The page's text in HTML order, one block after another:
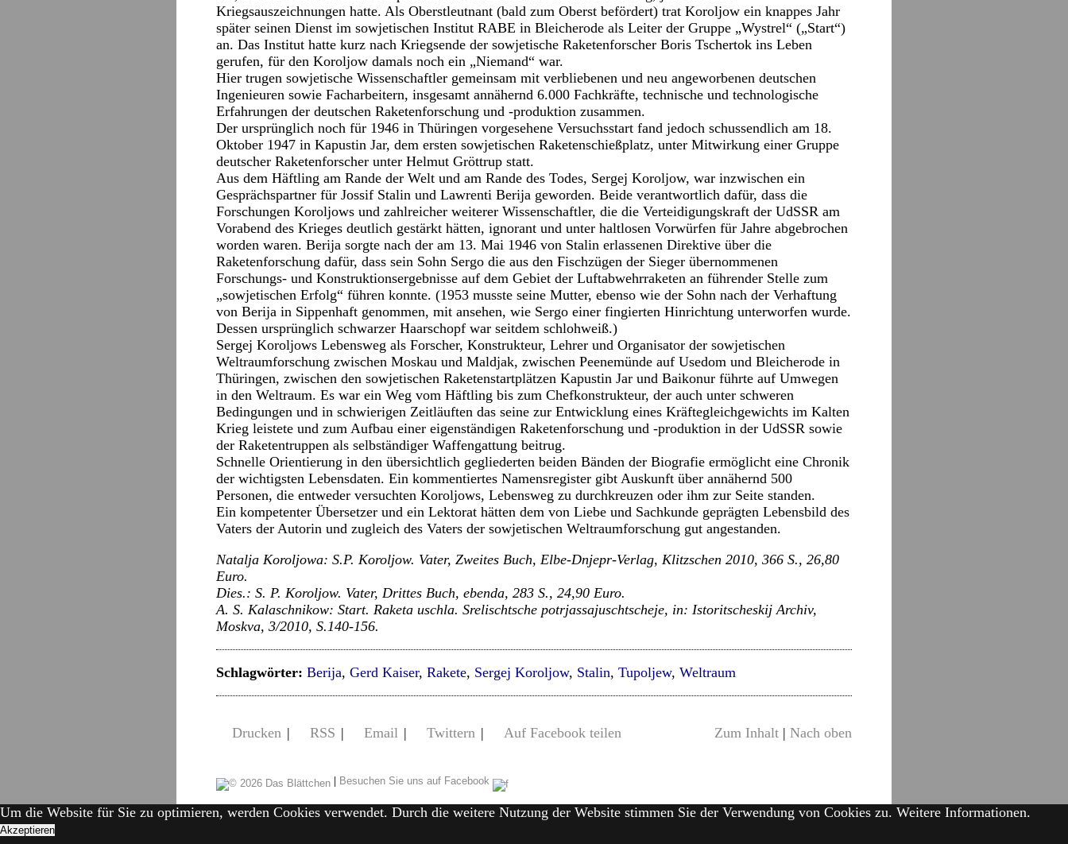
Kriegsauszeichnungen hatte. Als Oberstleutnant (bald zum Oberst befördert) trat Koroljow ein knappes Jahr
später seinen Dienst im sowjetischen Institut RABE in Bleicherode als Leiter der Gruppe „Wystrel“ („Start“)
an. Das Institut hatte kurz nach Kriegsende der sowjetische Raketenforscher Boris Tschertok ins Leben
gerufen, für den Koroljow damals noch ein „Niemand“ war.
Hier trugen sowjetische Wissenschaftler gemeinsam mit verbliebenen und neu angeworbenen deutschen
Ingenieuren sowie Facharbeitern, insgesamt annähernd 6.000 Fachkräfte, technische und technologische
Erfahrungen der deutschen Raketenforschung und -produktion zusammen.
Der ursprünglich noch für 1946 in Thüringen vorgesehene Versuchsstart fand jedoch schussendlich am 18.
Oktober 1947 in Kapustin Jar, dem ersten sowjetischen Raketenschießplatz, unter Mitwirkung einer Gruppe
deutscher Raketenforscher unter Helmut Gröttrup statt.
Aus dem Häftling am Rande der Welt und am Rande des Todes, Sergej Koroljow, war inzwischen ein
Gesprächspartner für Jossif Stalin und Lawrenti Berija geworden. Beide verantwortlich dafür, dass die
Forschungen Koroljows und zahlreicher weiterer Wissenschaftler, die die Verteidigungskraft der UdSSR am
Vorabend des Krieges deutlich gestärkt hätten, ignorant und unter haltlosen Vorwürfen für Jahre abgebrochen
worden waren. Berija sorgte nach der am 13. Mai 1946 von Stalin erlassenen Direktive über die
Raketenforschung dafür, dass sein Sohn Sergo die aus den Fischzügen der Sieger übernommenen
Forschungs- und Konstruktionsergebnisse auf dem Gebiet der Luftabwehrraketen an führender Stelle zum
„sowjetischen Erfolg“ führen konnte. (1953 musste seine Mutter, ebenso wie der Sohn nach der Verhaftung
von Berija in Sippenhaft genommen, mit ansehen, wie Sergo einer fingierten Hinrichtung unterworfen wurde.
Dessen ursprünglich schwarzer Haarschopf war seitdem schlohweiß.)
Sergej Koroljows Lebensweg als Forscher, Konstrukteur, Lehrer und Organisator der sowjetischen
Weltraumforschung zwischen Moskau und Maldjak, zwischen Peenemünde auf Usedom und Bleicherode in
Thüringen, zwischen den sowjetischen Raketenstartplätzen Kapustin Jar und Baikonur führte auf Umwegen
in den Weltraum. Es war ein Weg vom Häftling bis zum Chefkonstrukteur, der auch unter schweren
Bedingungen und in schwierigen Zeitläuften das seine zur Entwicklung eines Kräftegleichgewichts im Kalten
Krieg leistete und zum Aufbau einer eigenständigen Raketenforschung und -produktion in der UdSSR sowie
der Raketentruppen als selbständiger Waffengattung beitrug.
Schnelle Orientierung in den übersichtlich gegliederten beiden Bänden der Biografie ermöglicht eine Chronik
der wichtigsten Lebensdaten. Ein kommentiertes Namensregister gibt Auskunft über annähernd 500
Personen, die entweder versuchten Koroljows, Lebensweg zu durchkreuzen oder ihm zur Seite standen.
Ein kompetenter Übersetzer und ein Lektorat hätten dem von Liebe und Sachkunde geprägten Lebensbild des
Vaters der Autorin und zugleich des Vaters der sowjetischen Weltraumforschung gut angestanden.
Natalja Koroljowa: S.P. Koroljow. Vater, Zweites Buch, Elbe-Dnjepr-Verlag, Klitzschen 2010, 366 S., 26,80
Euro.
Dies.: S. P. Koroljow. Vater, Drittes Buch, ebenda, 283 S., 24,90 Euro.
A. S. Kalaschnikow: Start. Raketa uschla. Srelischtsche potrjassajuschtscheje, in: Istoritscheskij Archiv,
Moskva, 3/2010, S.140-156.
Schlagwörter: Berija, Gerd Kaiser, Rakete, Sergej Koroljow, Stalin, Tupoljew, Weltraum
Drucken | RSS | Email | Twittern | Auf Facebook teilen Zum Inhalt | Nach oben
| Besuchen Sie uns auf Facebook
Um die Website für Sie zu optimieren, werden Cookies verwendet. Durch die weitere Nutzung der Website stimmen Sie der Verwendung von Cookies zu. Weitere Informationen.
Akzeptieren